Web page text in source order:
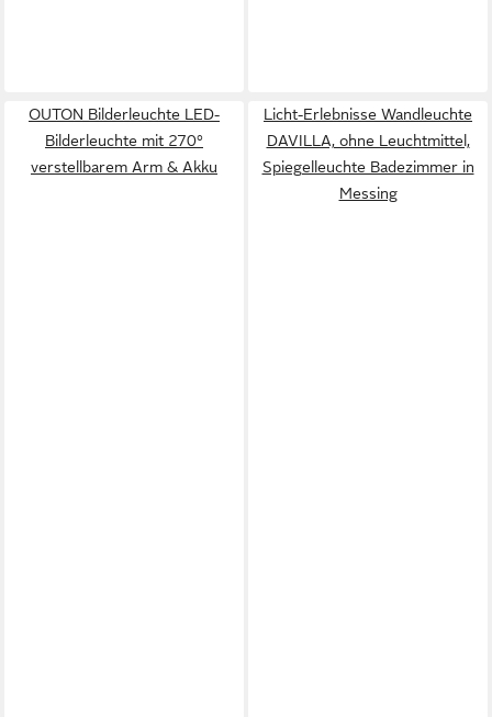
OUTON Bilderleuchte LED-
Bilderleuchte mit 270°
verstellbarem Arm & Akku
Licht-Erlebnisse Wandleuchte
DAVILLA, ohne Leuchtmittel,
Spiegelleuchte Badezimmer in
Messing